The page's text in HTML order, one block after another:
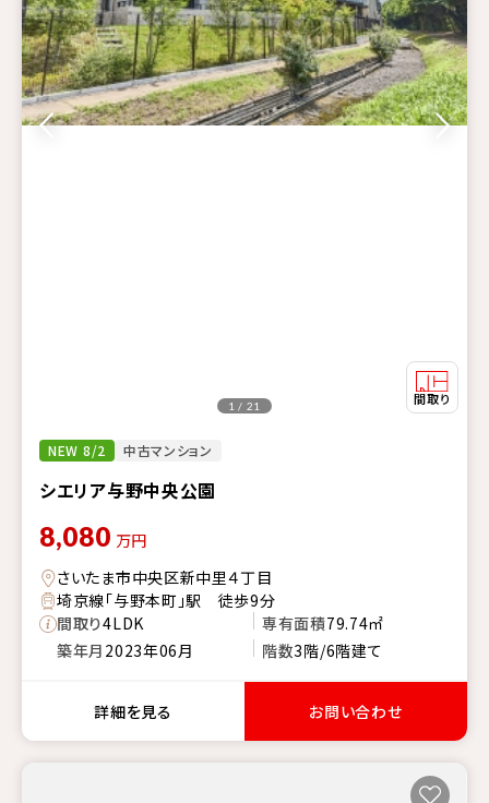
NEW 8/2 中古マンション
シエリア与野中央公園
1 / 21
8,080 万円
さいたま市中央区新中里４丁目
埼京線「与野本町」駅 徒歩9分
間取り4LDK 専有面積79.74㎡
築年月 2023年06月 階数3階/6階建て
詳細を見る お問い合わせ